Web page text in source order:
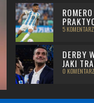
5
DERBY
JAKI
0